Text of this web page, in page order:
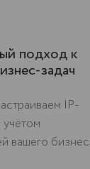
подход к
задач
IP-
вашего